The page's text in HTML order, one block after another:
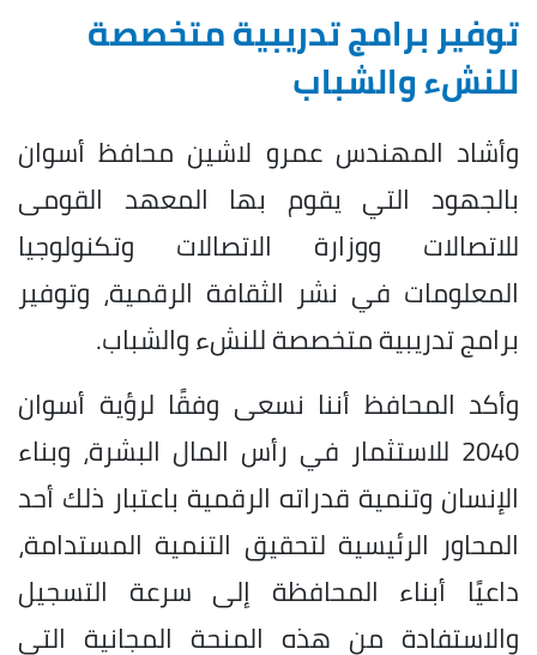
توفير برامج تدريبية متخصصة
للنشء والشباب
وأشاد المهندس عمرو لاشين محافظ أسوان
بالجهود التي يقوم بها المعهد القومى
للاتصالات ووزارة الاتصالات وتكنولوجيا
المعلومات في نشر الثقافة الرقمية، وتوفير
برامج تدريبية متخصصة للنشء والشباب.
وأكد المحافظ أننا نسعى وفقًا لرؤية أسوان
2040 للاستثمار في رأس المال البشرة، وبناء
الإنسان وتنمية قدراته الرقمية باعتبار ذلك أحد
المحاور الرئيسية لتحقيق التنمية المستدامة،
داعيًا أبناء المحافظة إلى سرعة التسجيل
والاستفادة من هذه المنحة المجانية التي